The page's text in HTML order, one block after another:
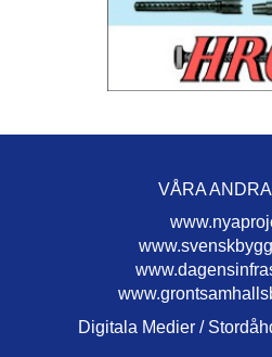
VÅRA
Digitala Medier /